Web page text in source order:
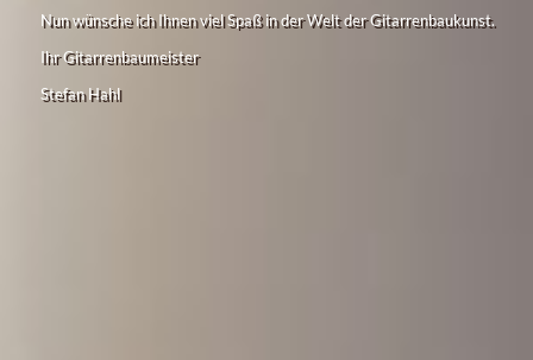
Nun wünsche ich Ihnen viel Spaß in der Welt der Gitarrenbaukunst.
Ihr Gitarrenbaumeister
Stefan Hahl